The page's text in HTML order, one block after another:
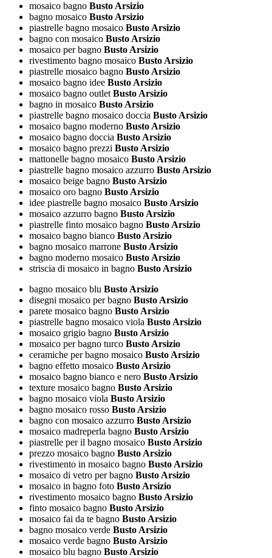
mosaico bagno Busto Arsizio
bagno mosaico Busto Arsizio
piastrelle bagno mosaico Busto Arsizio
bagno con mosaico Busto Arsizio
mosaico per bagno Busto Arsizio
rivestimento bagno mosaico Busto Arsizio
piastrelle mosaico bagno Busto Arsizio
mosaico bagno idee Busto Arsizio
mosaico bagno outletBusto Arsizio
bagno in mosaico Busto Arsizio
piastrelle bagno mosaico doccia Busto Arsizio
mosaico bagno moderno Busto Arsizio
mosaico bagno doccia Busto Arsizio
mosaico bagno prezzi Busto Arsizio
mattonelle bagno mosaico Busto Arsizio
piastrelle bagno mosaico azzurro Busto Arsizio
mosaico beige bagno Busto Arsizio
mosaico oro bagno Busto Arsizio
idee piastrelle bagno mosaico Busto Arsizio
mosaico azzurro bagno Busto Arsizio
piastrelle finto mosaico bagno Busto Arsizio
mosaico bagno bianco Busto Arsizio
bagno mosaico marrone Busto Arsizio
bagno moderno mosaico Busto Arsizio
striscia di mosaico in bagno Busto Arsizio
bagno mosaico blu Busto Arsizio
disegni mosaico per bagno Busto Arsizio
parete mosaico bagno Busto Arsizio
piastrelle bagno mosaico viola Busto Arsizio
mosaico grigio bagno Busto Arsizio
mosaico per bagno turco Busto Arsizio
ceramiche per bagno mosaico Busto Arsizio
bagno effetto mosaico Busto Arsizio
mosaico bagno bianco e nero Busto Arsizio
texture mosaico bagno Busto Arsizio
bagno mosaico viola Busto Arsizio
bagno mosaico rosso Busto Arsizio
bagno con mosaico azzurro Busto Arsizio
mosaico madreperla bagno Busto Arsizio
piastrelle per il bagno mosaico Busto Arsizio
prezzo mosaico bagno Busto Arsizio
rivestimento in mosaico bagno Busto Arsizio
mosaico di vetro per bagno Busto Arsizio
mosaico in bagno foto Busto Arsizio
rivestimento mosaico bagno Busto Arsizio
finto mosaico bagno Busto Arsizio
mosaico fai da te bagno Busto Arsizio
bagno mosaico verde Busto Arsizio
mosaico verde bagno Busto Arsizio
mosaico blu bagno Busto Arsizio